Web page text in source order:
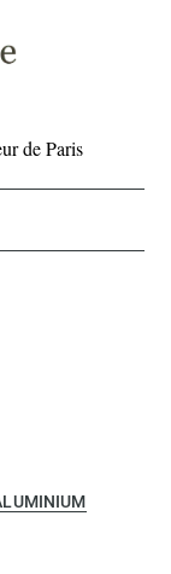
de Paris